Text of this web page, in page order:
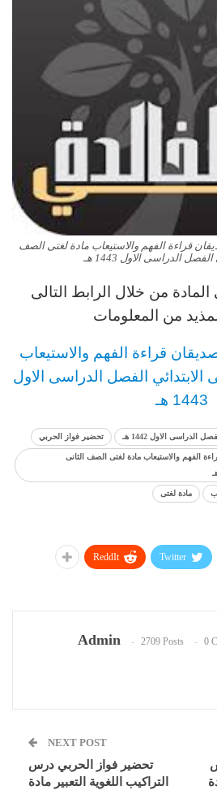
قراءة الفهم والاستيعاب مادة لغتى الصف
الدراسى الاول 1443 هـ
من خلال الرابط التالى
من المعلومات
قراءة الفهم والاستيعاب
الابتدائي الفصل الدراسى الاول
1443 هـ
الدراسى الاول 1442 هـ تحضير فواز الحربي
الفهم والاستيعاب مادة لغتى الصف الثانى
مادة لغتى
Twitter
ReddIt
Admin 2709 Posts 0
NEXT POST
تحضير فواز الحربي درس
التراكيب اللغوية التعبير مادة